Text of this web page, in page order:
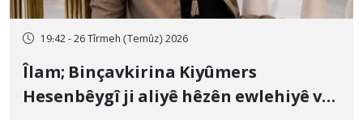
19:42 - 26 Tîrmeh (Temûz) 2026
Îlam; Binçavkirina Kiyûmers
Hesenbêygî ji aliyê hêzên ewlehiyê ve